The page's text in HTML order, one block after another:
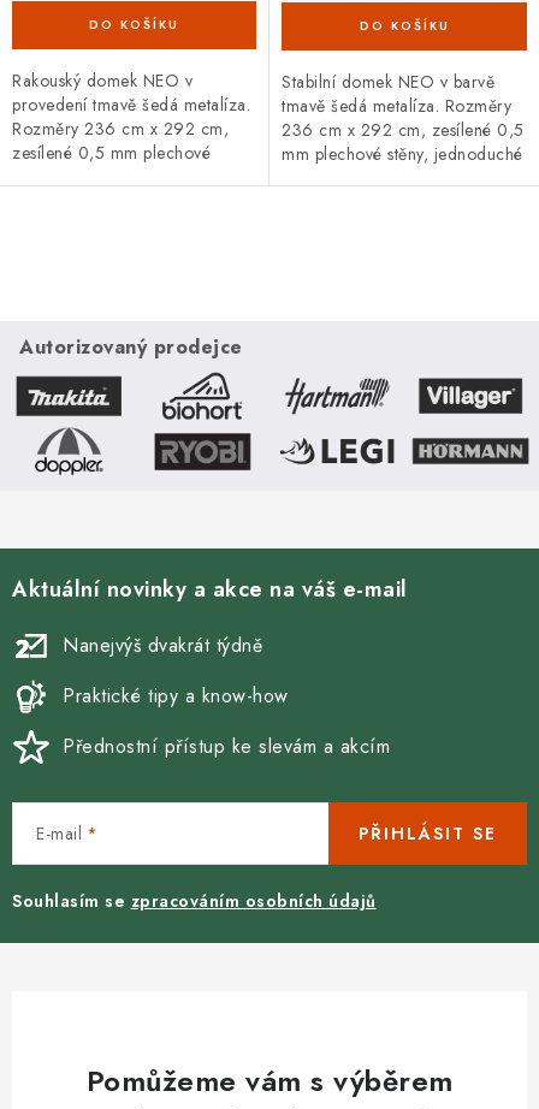
Rakouský domek NEO v
provedení tmavě šedá metalíza.
Rozměry 236 cm x 292 cm,
zesílené 0,5 mm plechové
Stabilní domek NEO v barvě
tmavě šedá metalíza. Rozměry
236 cm x 292 cm, zesílené 0,5
mm plechové stěny, jednoduché
á
d
a
r
v
k
y
v
ý
p
i
Autorizovaný prodejce
Aktuální novinky a akce na váš e-mail
Nanejvýš dvakrát týdně
Praktické tipy a know-how
Přednostní přístup ke slevám a akcím
E-mail
Souhlasím se zpracováním osobních údajů
PŘIHLÁSIT SE
Pomůžeme vám s výběrem